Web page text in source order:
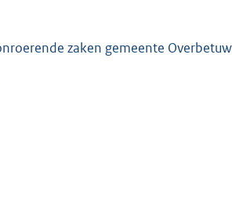
zaken gemeente